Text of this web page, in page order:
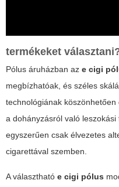
termékeket
Pólus áruházban az e cigi
megbízhatóak, és széles
technológiának
a dohányzásról való
egyszerűen csak élvezetes
cigarettával szemben.
A választható e cigi pólus